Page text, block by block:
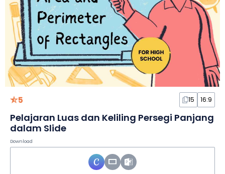
5 15 16:9
Pelajaran Luas dan Keliling Persegi Panjang
dalam Slide
Download